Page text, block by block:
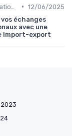
• 12/06/2025
échanges
avec une
import-export